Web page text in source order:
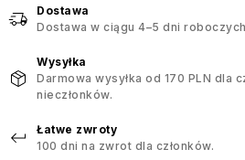
Dostawa
Dostawa w ciągu 4–5 dni
Wysyłka
Darmowa wysyłka od 170 PLN dla
nieczłonków.
Łatwe zwroty
100 dni na zwrot dla członków.